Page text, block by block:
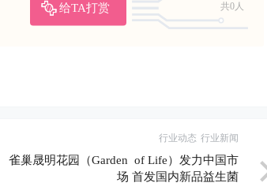
给TA打赏
共0人
行业动态 行业新闻
雀巢晟明花园（Garden of Life）发力中国市
场 首发国内新品益生菌